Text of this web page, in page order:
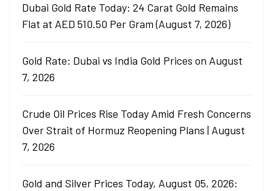
Dubai Gold Rate Today: 24 Carat Gold Remains
Flat at AED 510.50 Per Gram (August 7, 2026)
Gold Rate: Dubai vs India Gold Prices on August
7, 2026
Crude Oil Prices Rise Today Amid Fresh Concerns
Over Strait of Hormuz Reopening Plans | August
7, 2026
Gold and Silver Prices Today, August 05, 2026: